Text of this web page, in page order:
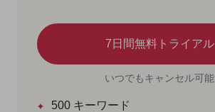
7日間無料トライアル
いつでもキャンセル可能
500 キーワード